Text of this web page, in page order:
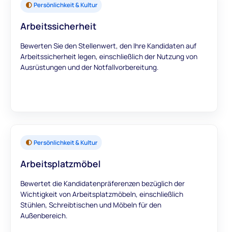
Persönlichkeit & Kultur
Arbeitssicherheit
Bewerten Sie den Stellenwert, den Ihre Kandidaten auf
Arbeitssicherheit legen, einschließlich der Nutzung von
Ausrüstungen und der Notfallvorbereitung.
Persönlichkeit & Kultur
Arbeitsplatzmöbel
Bewertet die Kandidatenpräferenzen bezüglich der
Wichtigkeit von Arbeitsplatzmöbeln, einschließlich
Stühlen, Schreibtischen und Möbeln für den
Außenbereich.